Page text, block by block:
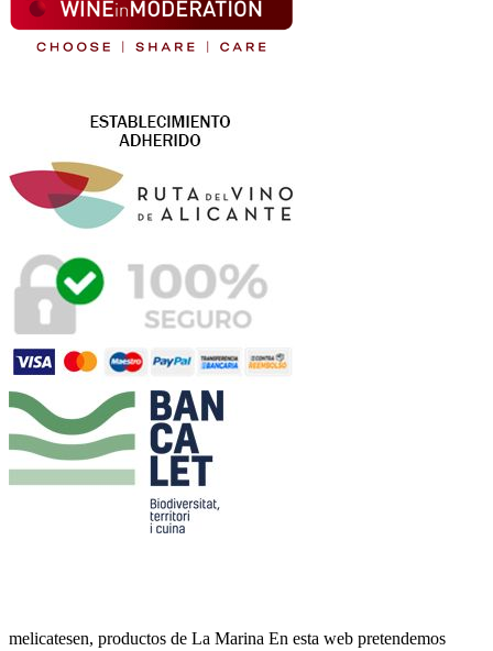
melicatesen, productos de La Marina En esta web pretendemos